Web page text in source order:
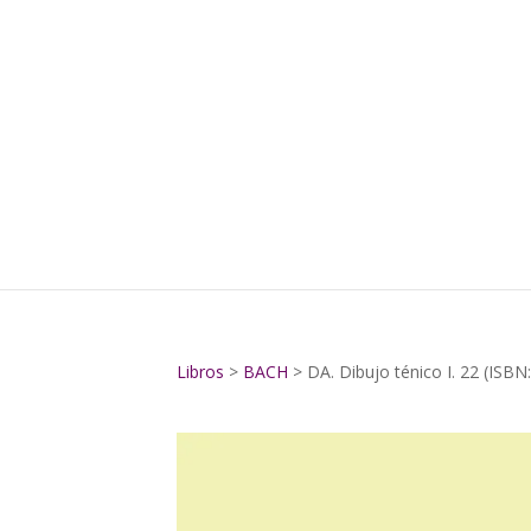
Libros > BACH > DA. Dibujo ténico I. 22